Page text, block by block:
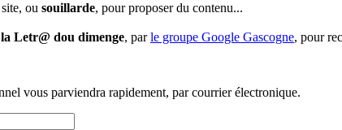
ou souillarde , pour proposer du contenu...
la Letr@ dou dimenge, parle groupe Google Gascogne, pour
vous parviendra rapidement, par courrier électronique.